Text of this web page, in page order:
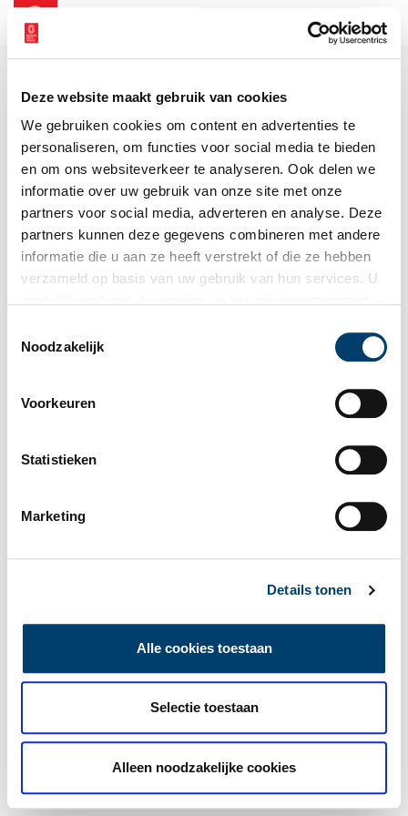
Deze website maakt gebruik van cookies
We gebruiken cookies om content en advertenties te
personaliseren, om functies voor social media te bieden
en om ons websiteverkeer te analyseren. Ook delen we
informatie over uw gebruik van onze site met onze
partners voor social media, adverteren en analyse. Deze
partners kunnen deze gegevens combineren met andere
informatie die u aan ze heeft verstrekt of die ze hebben
verzameld op basis van uw gebruik van hun services. U
Noodzakelijk
Voorkeuren
Statistieken
Marketing
Details tonen
Alle cookies toestaan
Selectie toestaan
Alleen noodzakelijke cookies